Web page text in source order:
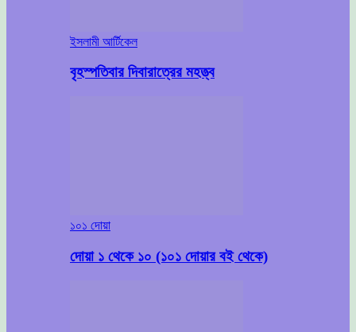
ইসলামী আর্টিকেল
বৃহস্পতিবার দিবারাত্রের মহত্ত্ব
১০১ দোয়া
দোয়া ১ থেকে ১০ (১০১ দোয়ার বই থেকে)